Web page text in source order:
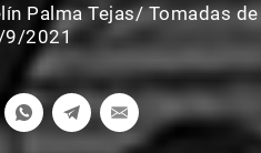
Palma Tejas/ Tomadas de
9/2021